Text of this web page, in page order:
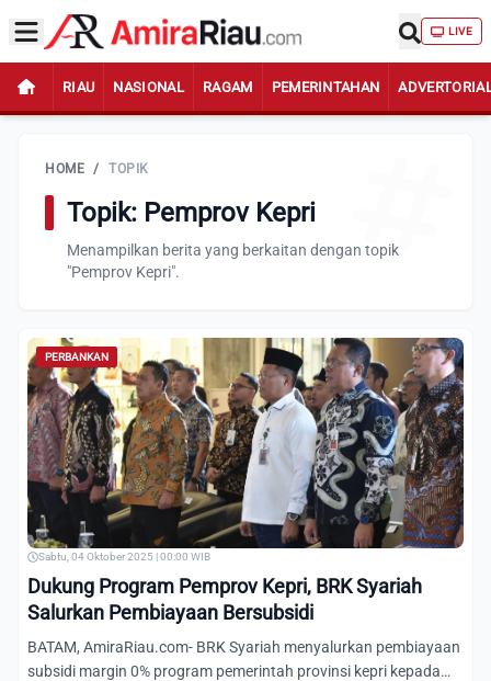
LIVE
RIAU NASIONAL RAGAM PEMERINTAHAN
HOME / TOPIK
Topik: Pemprov Kepri
Menampilkan berita yang berkaitan dengan topik
"Pemprov Kepri".
PERBANKAN
Sabtu, 04 Oktober 2025 | 00:00 WIB
Dukung Program Pemprov Kepri, BRK Syariah
Salurkan Pembiayaan Bersubsidi
BATAM, AmiraRiau.com- BRK Syariah menyalurkan pembiayaan
subsidi margin 0% program pemerintah provinsi kepri kepada